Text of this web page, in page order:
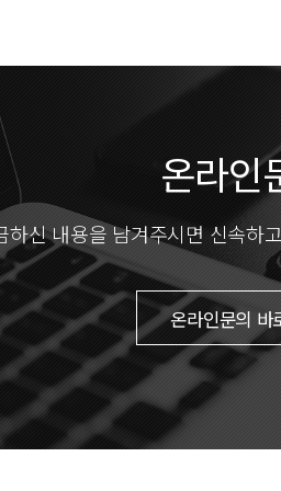
온라인
하신 내용을 남겨주시면신속하
온라인문의 바